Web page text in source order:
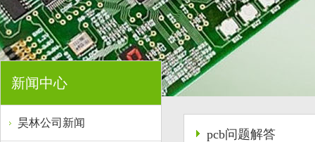
新闻中心
昊林公司新闻
pcb问题解答